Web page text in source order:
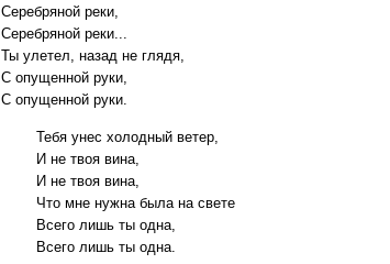
Серебряной реки,
Серебряной реки...
Ты улетел, назад не глядя,
С опущенной руки,
С опущенной руки.
Тебя унес холодный ветер,
И не твоя вина,
И не твоя вина,
Что мне нужна была на свете
Всего лишь ты одна,
Всего лишь ты одна.